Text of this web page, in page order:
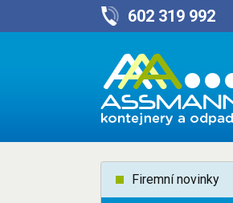
602 319 992
Firemní novinky